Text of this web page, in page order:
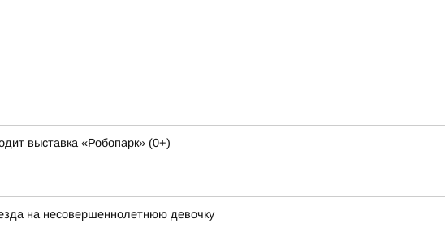
выставка «Робопарк» (0+)
на несовершеннолетнюю девочку